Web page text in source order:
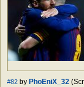
#82 by PhoEniX_32